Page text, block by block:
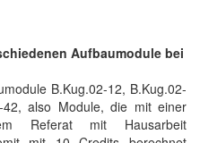
Aufbaumodule bei
B.Kug.02-12, B.Kug.02-
also Module, die mit einer
Referat mit Hausarbeit